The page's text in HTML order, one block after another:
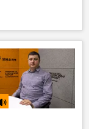
Կրթության, գիտության, մշակույթի և սպորտի նախարարություն (ԿԳՄՍ)